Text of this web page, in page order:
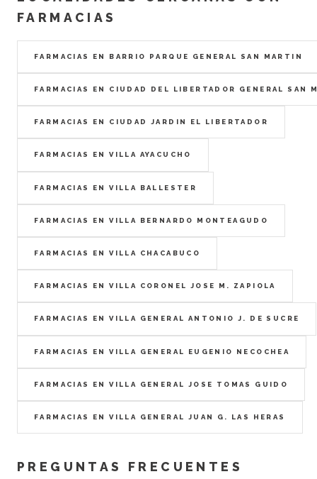
FARMACIAS
FARMACIAS EN BARRIO PARQUE GENERAL SAN MARTIN
FARMACIAS EN CIUDAD DEL LIBERTADOR GENERAL SAN
FARMACIAS EN CIUDAD JARDIN EL LIBERTADOR
FARMACIAS EN VILLA AYACUCHO
FARMACIAS EN VILLA BALLESTER
FARMACIAS EN VILLA BERNARDO MONTEAGUDO
FARMACIAS EN VILLA CHACABUCO
FARMACIAS EN VILLA CORONEL JOSE M. ZAPIOLA
FARMACIAS EN VILLA GENERAL ANTONIO J. DE SUCRE
FARMACIAS EN VILLA GENERAL EUGENIO NECOCHEA
FARMACIAS EN VILLA GENERAL JOSE TOMAS GUIDO
FARMACIAS EN VILLA GENERAL JUAN G. LAS HERAS
PREGUNTAS FRECUENTES